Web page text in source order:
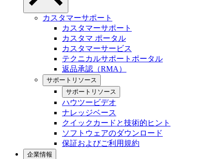
カスタマーサポート
カスタマーサポート
カスタマ ポータル
カスタマーサービス
テクニカルサポートポータル
返品承認（RMA）
サポートリソース
サポートリソース
ハウツービデオ
ナレッジベース
クイックカードと技術的ヒント
ソフトウェアのダウンロード
保証およびご利用規約
企業情報